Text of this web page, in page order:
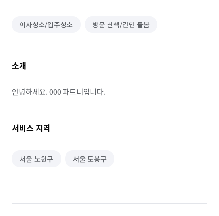
이사청소/입주청소 방문 산책/간단 돌봄
소개
안녕하세요. 000 파트너입니다.
서비스 지역
서울 노원구 서울 도봉구